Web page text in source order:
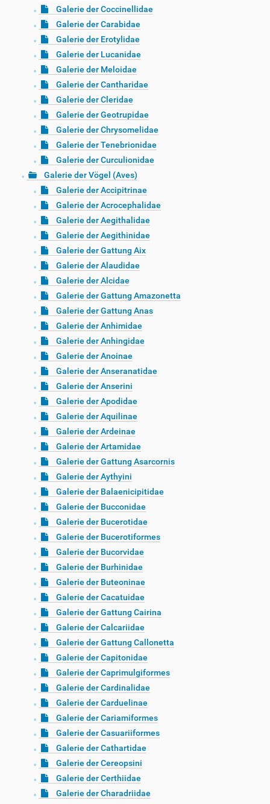
Galerie der Coccinellidae
Galerie der Carabidae
Galerie der Erotylidae
Galerie der Lucanidae
Galerie der Meloidae
Galerie der Cantharidae
Galerie der Cleridae
Galerie der Geotrupidae
Galerie der Chrysomelidae
Galerie der Tenebrionidae
Galerie der Curculionidae
Galerie der Vögel (Aves)
Galerie der Accipitrinae
Galerie der Acrocephalidae
Galerie der Aegithalidae
Galerie der Aegithinidae
Galerie der Gattung Aix
Galerie der Alaudidae
Galerie der Alcidae
Galerie der Gattung Amazonetta
Galerie der Gattung Anas
Galerie der Anhimidae
Galerie der Anhingidae
Galerie der Anoinae
Galerie der Anseranatidae
Galerie der Anserini
Galerie der Apodidae
Galerie der Aquilinae
Galerie der Ardeinae
Galerie der Artamidae
Galerie der Gattung Asarcornis
Galerie der Aythyini
Galerie der Balaenicipitidae
Galerie der Bucconidae
Galerie der Bucerotidae
Galerie der Bucerotiformes
Galerie der Bucorvidae
Galerie der Burhinidae
Galerie der Buteoninae
Galerie der Cacatuidae
Galerie der Gattung Cairina
Galerie der Calcariidae
Galerie der Gattung Callonetta
Galerie der Capitonidae
Galerie der Caprimulgiformes
Galerie der Cardinalidae
Galerie der Carduelinae
Galerie der Cariamiformes
Galerie der Casuariiformes
Galerie der Cathartidae
Galerie der Cereopsini
Galerie der Certhiidae
Galerie der Charadriidae